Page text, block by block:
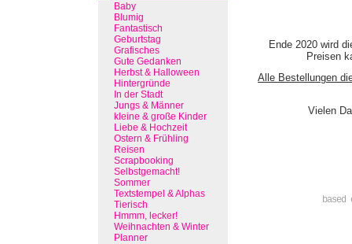
Ende 2020 wird
Preisen
Alle Bestellungen
Vielen
Baby
Blumig
Fantastisch
Geburtstag
Grafisches
Gute Gedanken
Herbst & Halloween
Hintergründe
In der Stadt
Jungs & Männer
kleine & große Kinder
Liebe & Hochzeit
Ostern & Frühling
Reisen
Scrapbooking
Selbstgemacht!
Sommer
Textstempel & Alphas
Tierisch
Hmmm, lecker!
Weihnachten & Winter
Planner